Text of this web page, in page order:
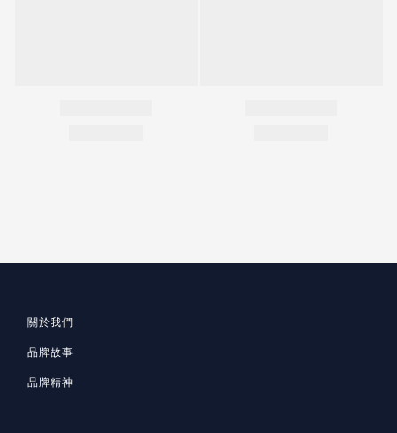
關於我們
品牌故事
品牌精神